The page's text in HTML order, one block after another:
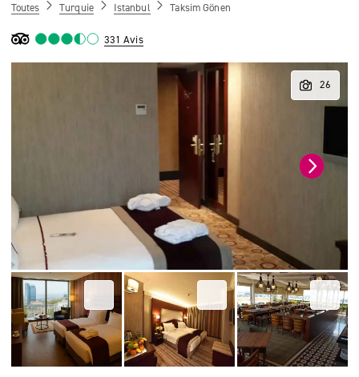
Toutes Turquie Istanbul Taksim Gönen
331 Avis